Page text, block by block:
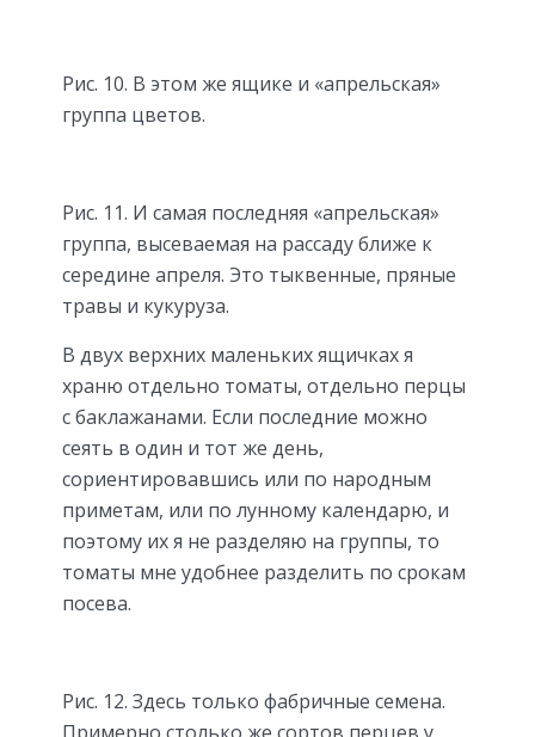
Рис. 10. В этом же ящике и «апрельская»
группа цветов.
Рис. 11. И самая последняя «апрельская»
группа, высеваемая на рассаду ближе к
середине апреля. Это тыквенные, пряные
травы и кукуруза.
В двух верхних маленьких ящичках я
храню отдельно томаты, отдельно перцы
с баклажанами. Если последние можно
сеять в один и тот же день,
сориентировавшись или по народным
приметам, или по лунному календарю, и
поэтому их я не разделяю на группы, то
томаты мне удобнее разделить по срокам
посева.
Рис. 12. Здесь только фабричные семена.